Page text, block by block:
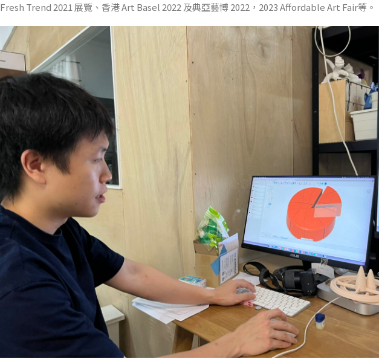
Fresh Trend 2021 展覽、香港 Art Basel 2022 及典亞藝博 2022，2023 Affordable Art Fair等。